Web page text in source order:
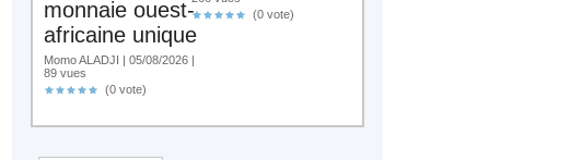
monnaie ouest-
africaine unique
Momo ALADJI | 05/08/2026 |
89 vues
(0 vote)
(0 vote)